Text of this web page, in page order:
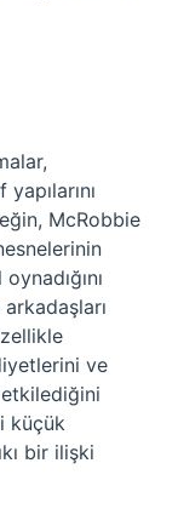
McRobbie
ve
etkilediğini
küçük
bir ilişki